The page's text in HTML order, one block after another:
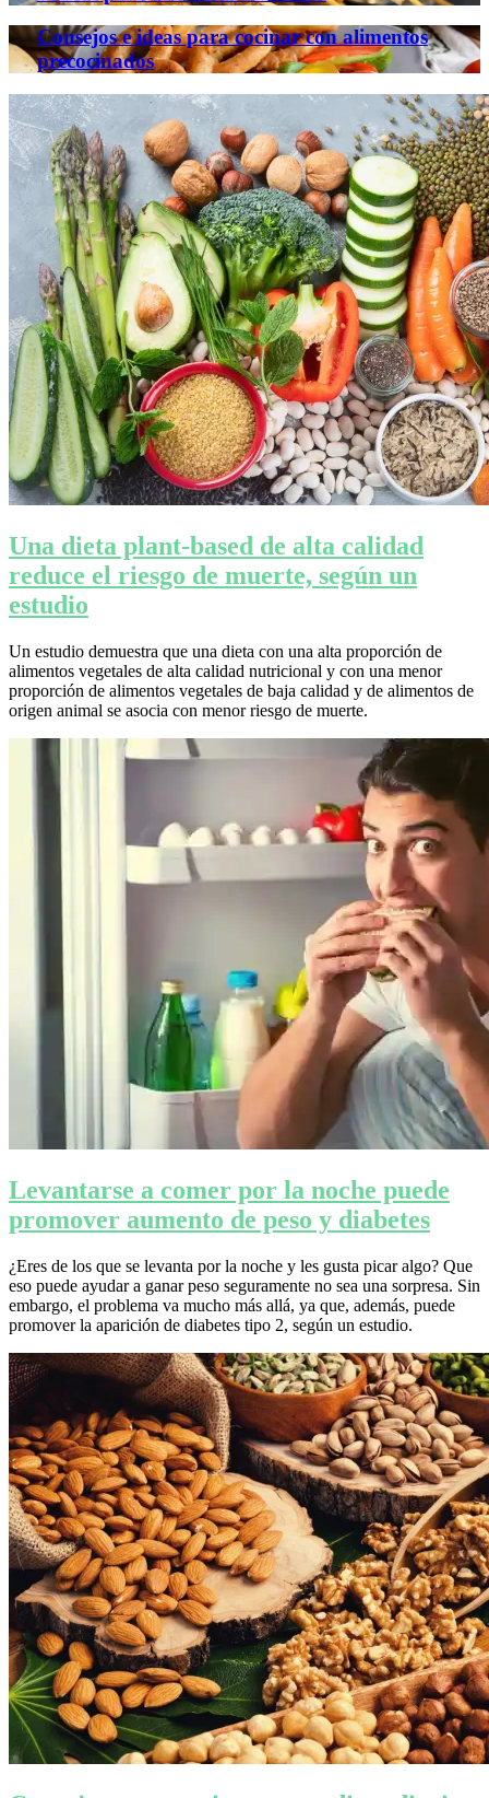
Consejos e ideas para cocinar con alimentos
precocinados
Una dieta plant-based de alta calidad
reduce el riesgo de muerte, según un
estudio
Un estudio demuestra que una dieta con una alta proporción de
alimentos vegetales de alta calidad nutricional y con una menor
proporción de alimentos vegetales de baja calidad y de alimentos de
origen animal se asocia con menor riesgo de muerte.
Levantarse a comer por la noche puede
promover aumento de peso y diabetes
¿Eres de los que se levanta por la noche y les gusta picar algo? Que
eso puede ayudar a ganar peso seguramente no sea una sorpresa. Sin
embargo, el problema va mucho más allá, ya que, además, puede
promover la aparición de diabetes tipo 2, según un estudio.